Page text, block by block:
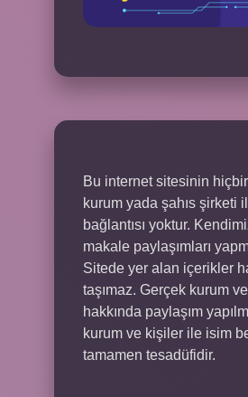
Bu internet sitesinin
kurum yada şahıs şirketi
bağlantısı yoktur.
makale paylaşımları
Sitede yer alan içerikler
taşımaz. Gerçek kurum
hakkında paylaşım
kurum ve kişiler ile isim
tamamen tesadüfidir.